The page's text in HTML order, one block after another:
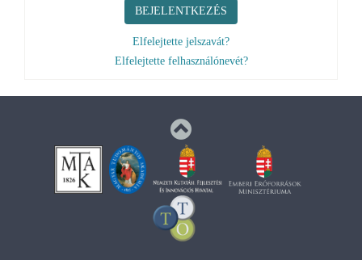
BEJELENTKEZÉS
Elfelejtette jelszavát?
Elfelejtette felhasználónevét?